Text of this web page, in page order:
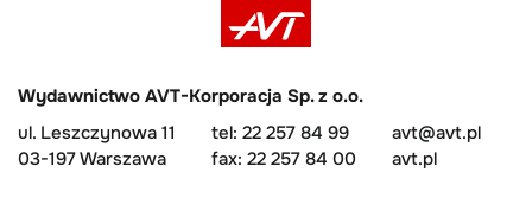
Wydawnictwo AVT-Korporacja Sp. z o.o.
ul. Leszczynowa 11
03-197 Warszawa
tel: 22 257 84 99
fax: 22 257 84 00
avt@avt.pl
avt.pl